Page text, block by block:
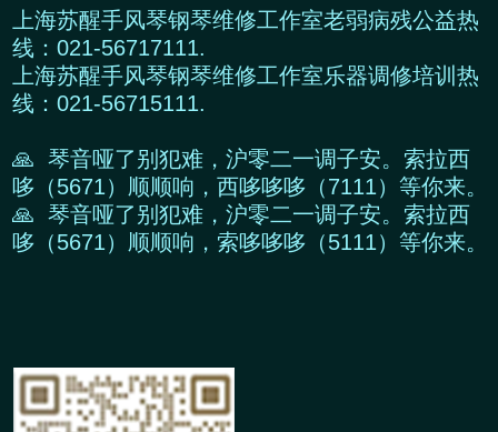
上海苏醒手风琴钢琴维修工作室老弱病残公益热
线：021-56717111.
上海苏醒手风琴钢琴维修工作室乐器调修培训热
线：021-56715111.
🙏 琴音哑了别犯难，沪零二一调子安。索拉西
哆（5671）顺顺响，西哆哆哆（7111）等你来。
🙏 琴音哑了别犯难，沪零二一调子安。索拉西
哆（5671）顺顺响，索哆哆哆（5111）等你来。